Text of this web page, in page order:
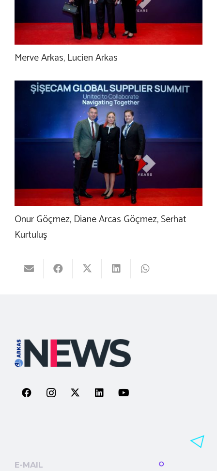
Merve Arkas, Lucien Arkas
Onur Göçmez, Diane Arcas Göçmez, Serhat
Kurtuluş
E-MAIL